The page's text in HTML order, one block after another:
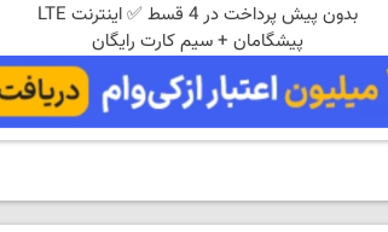
بدون پیش پرداخت در 4 قسط ✅ اینترنت LTE
پیشگامان + سیم کارت رایگان